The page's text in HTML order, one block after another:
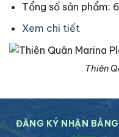
Tổng số sản phẩm:
Xem chi tiết
Thiên
ĐĂNG KÝ NHẬN